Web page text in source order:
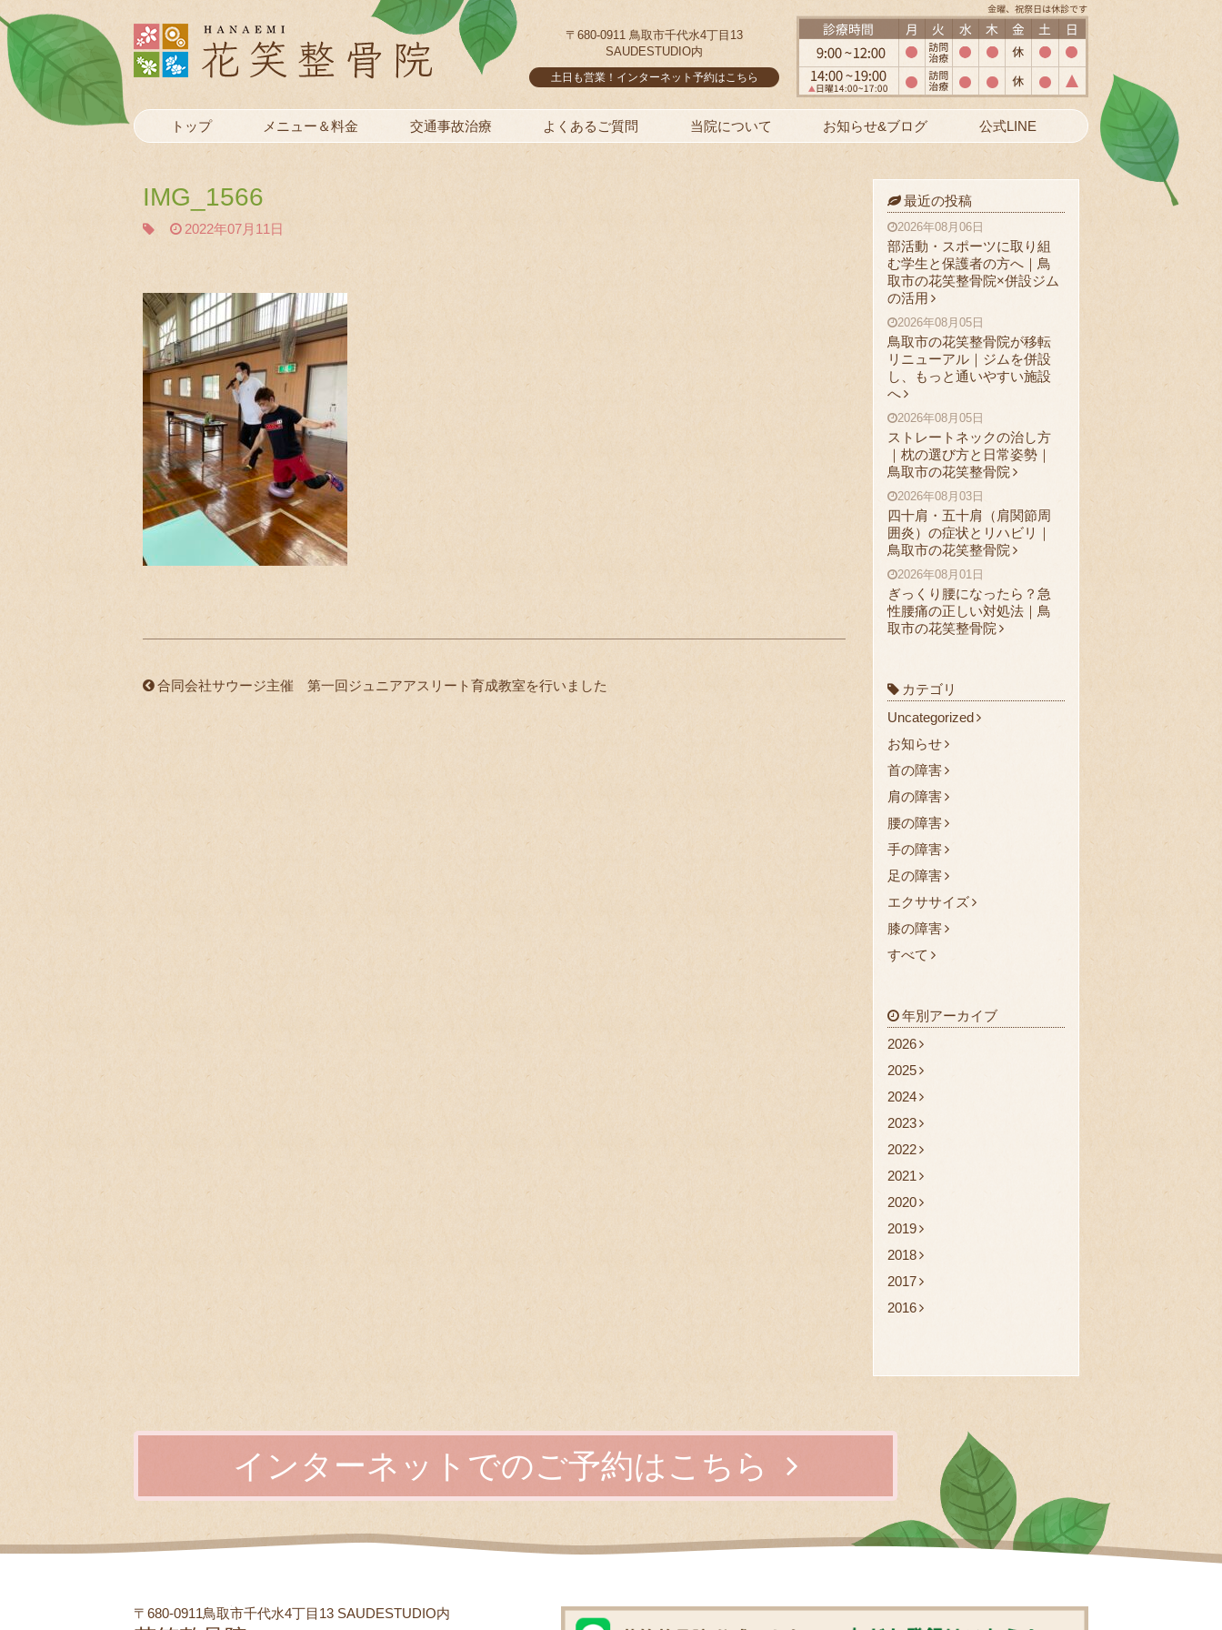
トップ メニュー＆料金 交通事故治療 よくあるご質問 当院について お知らせ&ブログ 公式LINE
〒680-0911 鳥取市千代水4丁目13
SAUDESTUDIO内
土日も営業！インターネット予約はこちら
IMG_1566
2022年07月11日
合同会社サウージ主催 第一回ジュニアアスリート育成教室を行いました
最近の投稿
2026年08月06日
部活動・スポーツに取り組
む学生と保護者の方へ｜鳥
取市の花笑整骨院×併設ジム
の活用
2026年08月05日
鳥取市の花笑整骨院が移転
リニューアル｜ジムを併設
し、もっと通いやすい施設
へ
2026年08月05日
ストレートネックの治し方
｜枕の選び方と日常姿勢｜
鳥取市の花笑整骨院
2026年08月03日
四十肩・五十肩（肩関節周
囲炎）の症状とリハビリ｜
鳥取市の花笑整骨院
2026年08月01日
ぎっくり腰になったら？急
性腰痛の正しい対処法｜鳥
取市の花笑整骨院
カテゴリ
Uncategorized
お知らせ
首の障害
肩の障害
腰の障害
手の障害
足の障害
エクササイズ
膝の障害
すべて
年別アーカイブ
2026
2025
2024
2023
2022
2021
2020
2019
2018
2017
2016
インターネットでのご予約はこちら
〒680-0911鳥取市千代水4丁目13 SAUDESTUDIO内